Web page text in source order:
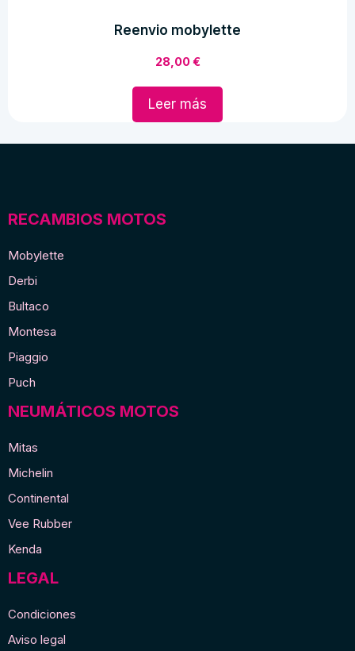
Reenvio mobylette
28,00€
Leer más
RECAMBIOS MOTOS
Mobylette
Derbi
Bultaco
Montesa
Piaggio
Puch
NEUMÁTICOS MOTOS
Mitas
Michelin
Continental
Vee Rubber
Kenda
LEGAL
Condiciones
Aviso legal